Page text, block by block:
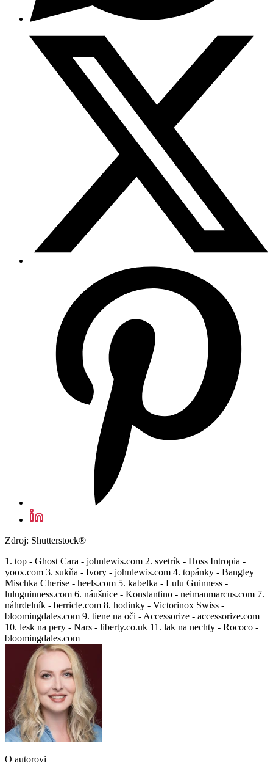
Zdroj: Shutterstock®
1. top - Ghost Cara - johnlewis.com 2. svetrík - Hoss Intropia -
yoox.com 3. sukňa - Ivory - johnlewis.com 4. topánky - Bangley
Mischka Cherise - heels.com 5. kabelka - Lulu Guinness -
luluguinness.com 6. náušnice - Konstantino - neimanmarcus.com 7.
náhrdelník - berricle.com 8. hodinky - Victorinox Swiss -
bloomingdales.com 9. tiene na oči - Accessorize - accessorize.com
10. lesk na pery - Nars - liberty.co.uk 11. lak na nechty - Rococo -
bloomingdales.com
O autorovi